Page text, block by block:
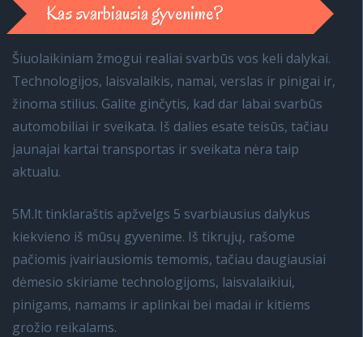
Kas svarbiausia gyvenime?
Šiuolaikiniam žmogui realiai svarbūs vos keli dalykai.
Technologijos, laisvalaikis, namai, verslas ir pinigai ir,
žinoma stilius. Galite ginčytis, kad dar labai svarbūs
automobiliai ir sveikata. Iš dalies esate teisūs, tačiau
jaunajai kartai transportas ir sveikata nėra taip
aktualu.
5M.lt tinklaraštis apžvelgs 5 svarbiausius dalykus
kiekvieno iš mūsų gyvenime. Iš tikrųjų, rašome
pačiomis įvairiausiomis temomis, tačiau daugiausiai
dėmesio skiriame technologijoms, laisvalaikiui,
pinigams, namams ir aplinkai bei madai ir kitiems
grožio reikalams.